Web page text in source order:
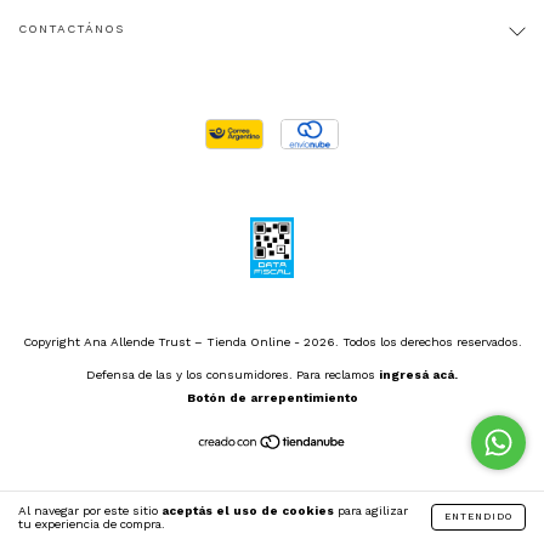
Al navegar por este sitio aceptás el uso de cookies para agilizar
tu experiencia de compra.
ENTENDIDO
CONTACTÁNOS
Copyright Ana Allende Trust – Tienda Online - 2026. Todos los derechos reservados.
Defensa de las y los consumidores. Para reclamos ingresá acá.
Botón de arrepentimiento